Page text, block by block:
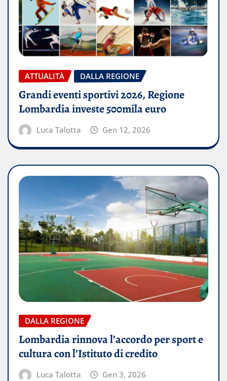
ATTUALITÀ DALLA REGIONE
Grandi eventi sportivi 2026, Regione
Lombardia investe 500mila euro
Luca Talotta Gen 12, 2026
DALLA REGIONE
Lombardia rinnova l’accordo per sport e
cultura con l’Istituto di credito
Luca Talotta Gen 3, 2026